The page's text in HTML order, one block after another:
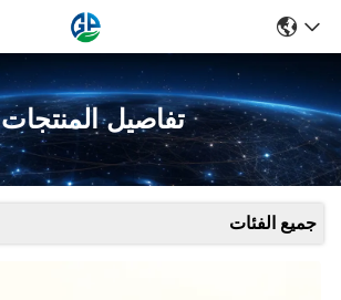
تفاصيل المنتجات
جميع الفئات